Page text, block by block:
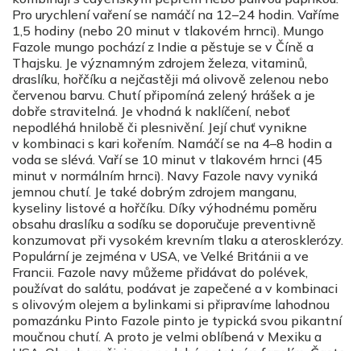
Pro urychlení vaření se namáčí na 12–24 hodin. Vaříme
1,5 hodiny (nebo 20 minut v tlakovém hrnci). Mungo
Fazole mungo pochází z Indie a pěstuje se v Číně a
Thajsku. Je významným zdrojem železa, vitaminů,
draslíku, hořčíku a nejčastěji má olivově zelenou nebo
červenou barvu. Chutí připomíná zelený hrášek a je
dobře stravitelná. Je vhodná k naklíčení, neboť
nepodléhá hnilobě či plesnivění. Její chuť vynikne
v kombinaci s kari kořením. Namáčí se na 4–8 hodin a
voda se slévá. Vaří se 10 minut v tlakovém hrnci (45
minut v normálním hrnci). Navy Fazole navy vyniká
jemnou chutí. Je také dobrým zdrojem manganu,
kyseliny listové a hořčíku. Díky výhodnému poměru
obsahu draslíku a sodíku se doporučuje preventivně
konzumovat při vysokém krevním tlaku a aterosklerózy.
Populární je zejména v USA, ve Velké Británii a ve
Francii. Fazole navy můžeme přidávat do polévek,
používat do salátu, podávat je zapečené a v kombinaci
s olivovým olejem a bylinkami si připravíme lahodnou
pomazánku Pinto Fazole pinto je typická svou pikantní
moučnou chutí. A proto je velmi oblíbená v Mexiku a